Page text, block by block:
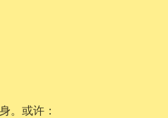
。或许：